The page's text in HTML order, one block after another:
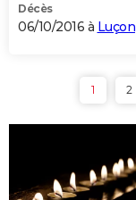
Décès
06/10/2016 à Luçon
1 2